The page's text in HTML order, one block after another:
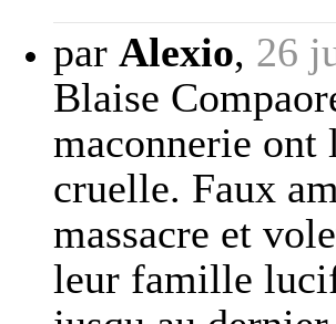
par Alexio, 26
Blaise
maconnerie ont
cruelle. Faux
massacre et
leur famille